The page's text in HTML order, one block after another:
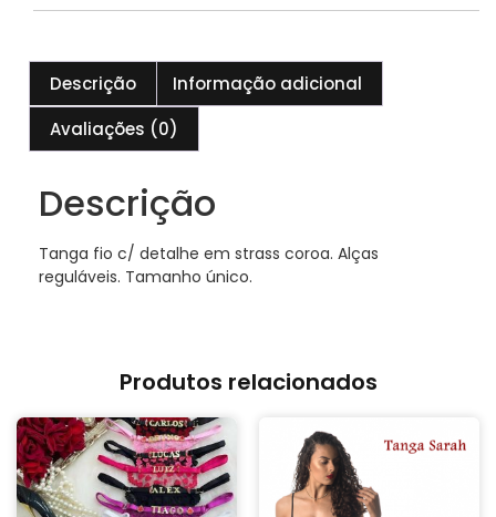
Descrição
Informação adicional
Avaliações (0)
Descrição
Tanga fio c/ detalhe em strass coroa. Alças
reguláveis. Tamanho único.
Produtos relacionados